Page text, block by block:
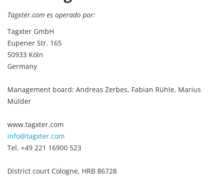
Tagxter.com es operado por:
Tagxter GmbH
Eupener Str. 165
50933 Köln
Germany
Management board: Andreas Zerbes, Fabian Rühle, Marius
Mülder
www.tagxter.com
info@tagxter.com
Tel. +49 221 16900 523
District court Cologne, HRB 86728